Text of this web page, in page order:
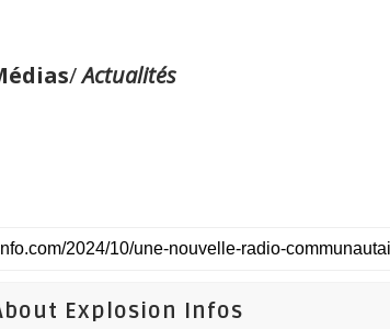
/Actualités
Explosion Infos